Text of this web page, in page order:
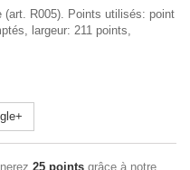
(art. R005). Points utilisés: point
largeur: 211 points,
25 points grâce à notre